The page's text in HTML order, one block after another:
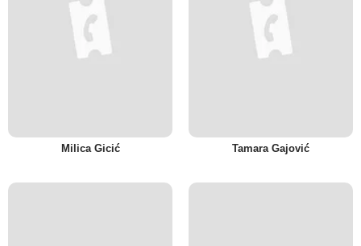
Milica Gicić Tamara Gajović